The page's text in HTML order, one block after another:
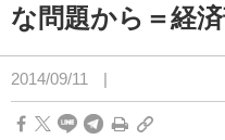
な問題から＝経
2014/09/11 |